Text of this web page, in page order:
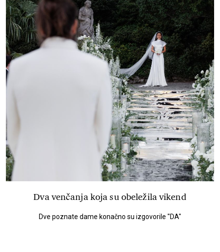
Dva venčanja koja su obeležila vikend
Dve poznate dame konačno su izgovorile "DA"